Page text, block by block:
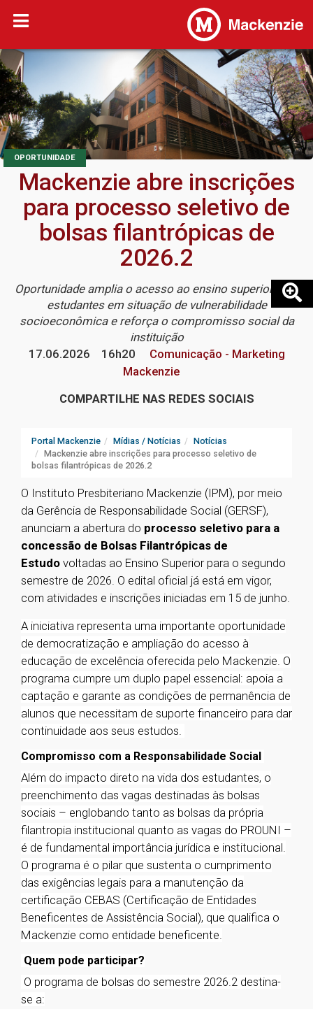
OPORTUNIDADE
Mackenzie abre inscrições
para processo seletivo de
bolsas filantrópicas de
2026.2
Oportunidade amplia o acesso ao ensino superior para
estudantes em situação de vulnerabilidade
socioeconômica e reforça o compromisso social da
instituição
17.06.2026
16h20
Comunicação - Marketing
Mackenzie
COMPARTILHE NAS REDES SOCIAIS
Portal Mackenzie Mídias / Notícias
Notícias
Mackenzie abre inscrições para processo seletivo de
bolsas filantrópicas de 2026.2
O Instituto Presbiteriano Mackenzie (IPM), por meio
da Gerência de Responsabilidade Social (GERSF),
anunciam a abertura do processo seletivo para a
concessão de Bolsas Filantrópicas de
Estudo voltadas ao Ensino Superior para o segundo
semestre de 2026. O edital oficial já está em vigor,
com atividades e inscrições iniciadas em 15 de junho.
A iniciativa representa uma importante oportunidade
de democratização e ampliação do acesso à
educação de excelência oferecida pelo Mackenzie. O
programa cumpre um duplo papel essencial: apoia a
captação e garante as condições de permanência de
alunos que necessitam de suporte financeiro para dar
continuidade aos seus estudos.
Compromisso com a Responsabilidade Social
Além do impacto direto na vida dos estudantes, o
preenchimento das vagas destinadas às bolsas
sociais – englobando tanto as bolsas da própria
filantropia institucional quanto as vagas do PROUNI –
é de fundamental importância jurídica e institucional.
O programa é o pilar que sustenta o cumprimento
das exigências legais para a manutenção da
certificação CEBAS (Certificação de Entidades
Beneficentes de Assistência Social), que qualifica o
Mackenzie como entidade beneficente.
Quem pode participar?
O programa de bolsas do semestre 2026.2 destina-
se a: